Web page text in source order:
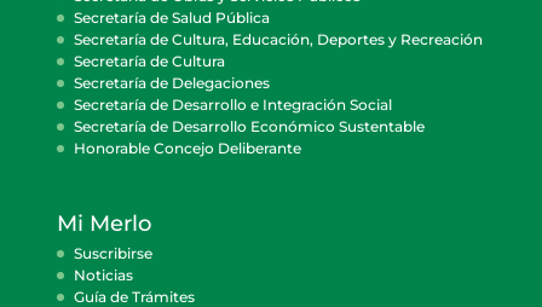
Secretaría de Salud Pública
Secretaría de Cultura, Educación, Deportes y Recreación
Secretaría de Cultura
Secretaría de Delegaciones
Secretaría de Desarrollo e Integración Social
Secretaría de Desarrollo Económico Sustentable
Honorable Concejo Deliberante
Mi Merlo
Suscribirse
Noticias
Guía de Trámites